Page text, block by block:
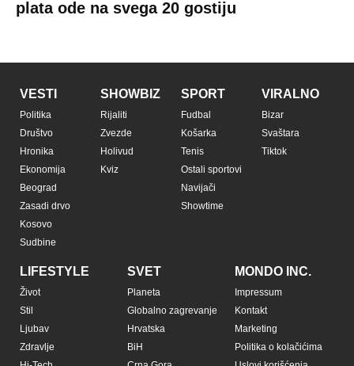
plata ode na svega 20 gostiju
VESTI
Politika
Društvo
Hronika
Ekonomija
Beograd
Zasadi drvo
Kosovo
Sudbine
SHOWBIZ
Rijaliti
Zvezde
Holivud
Kviz
SPORT
Fudbal
Košarka
Tenis
Ostali sportovi
Navijači
Showtime
VIRALNO
Bizar
Svaštara
Tiktok
LIFESTYLE
Život
Stil
Ljubav
Zdravlje
SVET
Planeta
Globalno zagrevanje
Hrvatska
BiH
MONDO INC.
Impressum
Kontakt
Marketing
Politika o kolačićima